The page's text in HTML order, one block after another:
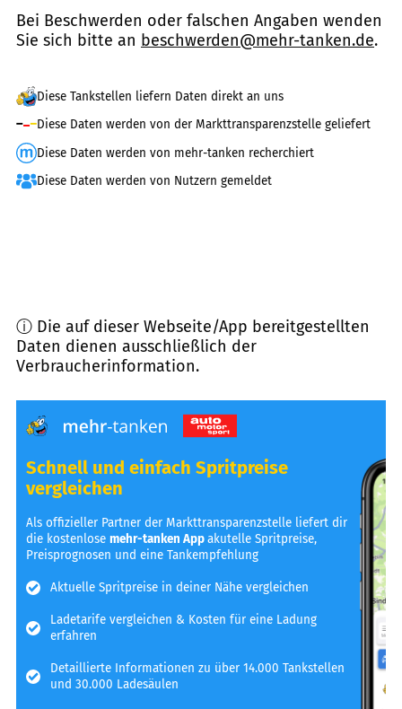
Bei Beschwerden oder falschen Angaben wenden
Sie sich bitte an beschwerden@mehr-tanken.de.
Diese Tankstellen liefern Daten direkt an uns
Diese Daten werden von der Markttransparenzstelle geliefert
Diese Daten werden von mehr-tanken recherchiert
Diese Daten werden von Nutzern gemeldet
ⓘ Die auf dieser Webseite/App bereitgestellten
Daten dienen ausschließlich der
Verbraucherinformation.
Schnell und einfach Spritpreise
vergleichen
Als offizieller Partner der Markttransparenzstelle liefert dir
die kostenlosemehr-tanken Appakutelle Spritpreise,
Preisprognosen und eine Tankempfehlung
Aktuelle Spritpreise in deiner Nähe vergleichen
Ladetarife vergleichen & Kosten für eine Ladung
erfahren
Detaillierte Informationen zu über 14.000 Tankstellen
und 30.000 Ladesäulen